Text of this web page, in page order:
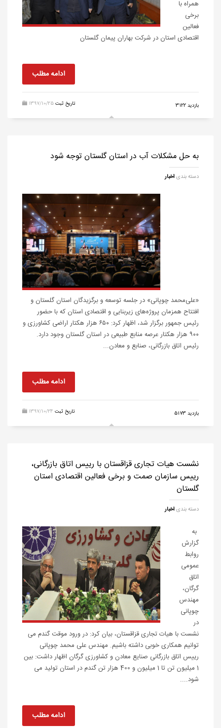
همراه با
برخی
فعالین
اقتصادی استان در شرکت بهاران پیمان گلستان
ادامه مطلب
1397/10/25تاریخ ثبت بازدید 3122
به حل مشکلات آب در استان گلستان توجه شود
دسته بندیاخبار
«علی‌محمد چوپانی» در جلسه توسعه و برگزیدگان استان گلستان و
افتتاح همزمان پروژه‌های زیربنایی و اقتصادی استان که با حضور
رئیس جمهور برگزار شد، اظهار کرد: ۶۵۰ هزار هکتار اراضی کشاورزی و
۹۰۰ هزار هکتار عرصه منابع طبیعی در استان گلستان وجود دارد.
رئیس اتاق بازرگانی، صنابع و معادن...
ادامه مطلب
1397/10/24 تاریخ ثبت بازدید 5173
نشست هیات تجاری قزاقستان با رییس اتاق بازرگانی،
رییس سازمان صمت و برخی فعالین اقتصادی استان
گلستان
دسته بندیاخبار
به
گزارش
روابط
عمومی
اتاق
گرگان،
مهندس
چوپانی
در
نشست با هیات تجاری قزاقستان، بیان کرد: در ورود موقت گندم می
توانیم همکاری خوبی داشته باشیم. مهندس علی محمد چوپانی
رییس اتاق بازرگانی صنایع معادن و کشاورزی گرگان اظهار داشت: بین
1 میلیون تن تا 1 میلیون و 400 هزار تن گندم در استان تولید می
شود....
ادامه مطلب